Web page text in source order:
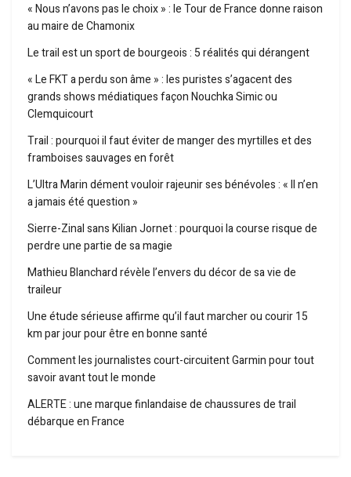
« Nous n’avons pas le choix » : le Tour de France donne raison
au maire de Chamonix
Le trail est un sport de bourgeois : 5 réalités qui dérangent
« Le FKT a perdu son âme » : les puristes s’agacent des
grands shows médiatiques façon Nouchka Simic ou
Clemquicourt
Trail : pourquoi il faut éviter de manger des myrtilles et des
framboises sauvages en forêt
L’Ultra Marin dément vouloir rajeunir ses bénévoles : « Il n’en
a jamais été question »
Sierre-Zinal sans Kilian Jornet : pourquoi la course risque de
perdre une partie de sa magie
Mathieu Blanchard révèle l’envers du décor de sa vie de
traileur
Une étude sérieuse affirme qu’il faut marcher ou courir 15
km par jour pour être en bonne santé
Comment les journalistes court-circuitent Garmin pour tout
savoir avant tout le monde
ALERTE : une marque finlandaise de chaussures de trail
débarque en France